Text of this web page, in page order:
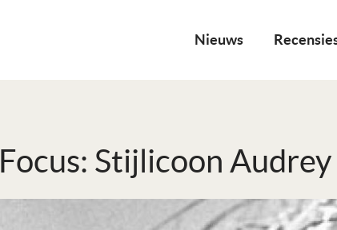
Nieuws
Focus: Stijlicoon